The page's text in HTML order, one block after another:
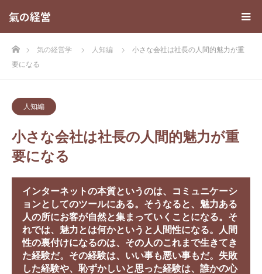
氣の経営
ホーム気の経営学 人知編
小さな会社は社長の人間的魅力が重
要になる
人知編
小さな会社は社長の人間的魅力が重
要になる
インターネットの本質というのは、コミュニケーシ
ョンとしてのツールにある。そうなると、魅力ある
人の所にお客が自然と集まっていくことになる。そ
れでは、魅力とは何かというと人間性になる。人間
性の裏付けになるのは、その人のこれまで生きてき
た経験だ。その経験は、いい事も悪い事もだ。失敗
した経験や、恥ずかしいと思った経験は、誰かの心